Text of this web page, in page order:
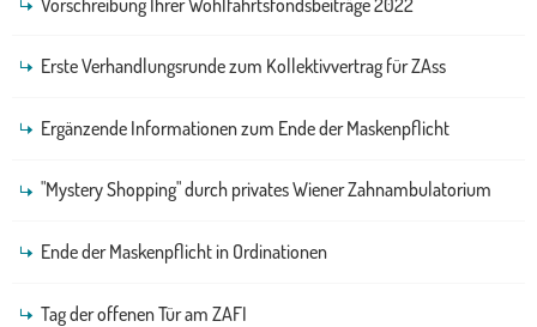
Erste Verhandlungsrunde zum Kollektivvertrag für ZAss
Ergänzende Informationen zum Ende der Maskenpflicht
"Mystery Shopping" durch privates Wiener Zahnambulatorium
Ende der Maskenpflicht in Ordinationen
Tag der offenen Tür am ZAFI